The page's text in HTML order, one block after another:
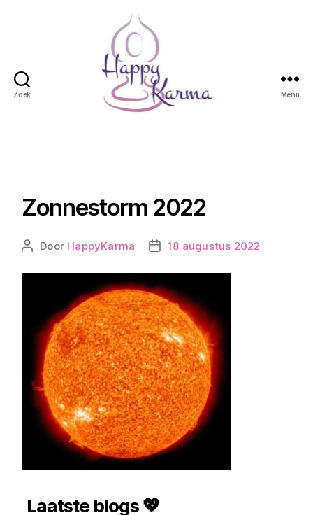
Zoek Menu
Zonnestorm 2022
Berichtauteur
Door HappyKarma Berichtdatum
18 augustus 2022
Laatste blogs 💖